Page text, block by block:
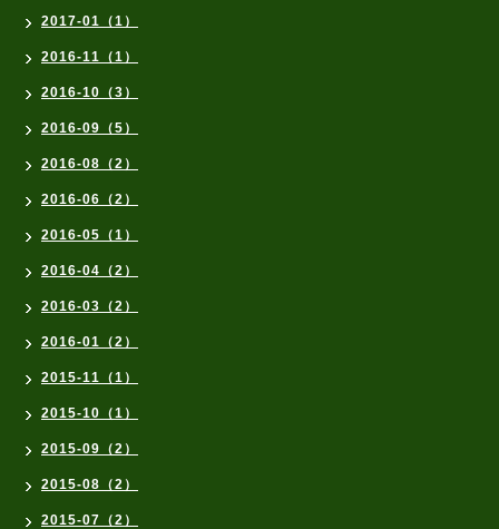
2017-01（1）
2016-11（1）
2016-10（3）
2016-09（5）
2016-08（2）
2016-06（2）
2016-05（1）
2016-04（2）
2016-03（2）
2016-01（2）
2015-11（1）
2015-10（1）
2015-09（2）
2015-08（2）
2015-07（2）